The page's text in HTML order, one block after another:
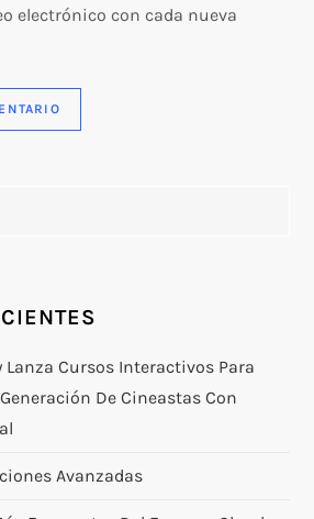
electrónico con cada nueva
Lanza Cursos Interactivos Para
De Cineastas Con
Avanzadas